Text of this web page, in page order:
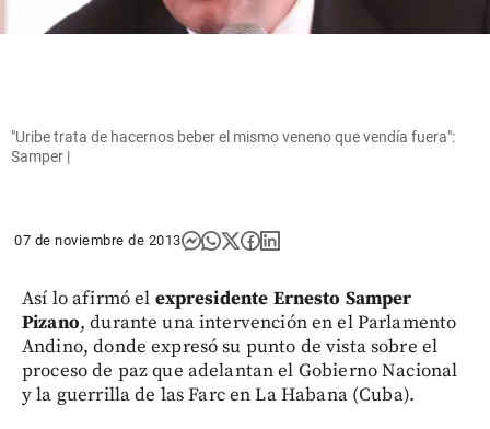
"Uribe trata de hacernos beber el mismo veneno que vendía fuera":
Samper |
07 de noviembre de 2013
Así lo afirmó el expresidente Ernesto Samper
Pizano, durante una intervención en el Parlamento
Andino, donde expresó su punto de vista sobre el
proceso de paz que adelantan el Gobierno Nacional
y la guerrilla de las Farc en La Habana (Cuba).